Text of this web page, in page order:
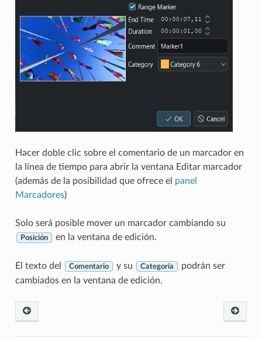
Hacer doble clic sobre el comentario de un marcador en
la línea de tiempo para abrir la ventana Editar marcador
(además de la posibilidad que ofrece el panel
Marcadores)
Solo será posible mover un marcador cambiando su
Posición en la ventana de edición.
El texto del Comentario y su Categoría
podrán ser
cambiados en la ventana de edición.